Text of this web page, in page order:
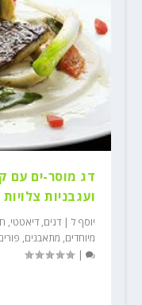
דג מוסר-ים עם
ועגבניות צלויות
יוסף ל| דגים, דיאטטי,
מיוחדים, מתאבנים,
|